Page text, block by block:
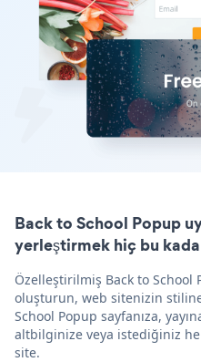
Back to School Popup
yerleştirmek hiç bu
Özelleştirilmiş Back to School
oluşturun, web sitenizin
School Popup sayfanıza,
altbilginize veya istediğiniz
site.